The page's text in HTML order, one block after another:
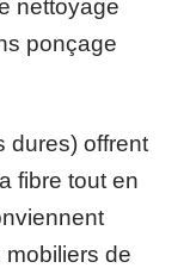
nettoyage
ponçage
dures) offrent
fibre tout en
mobiliers de